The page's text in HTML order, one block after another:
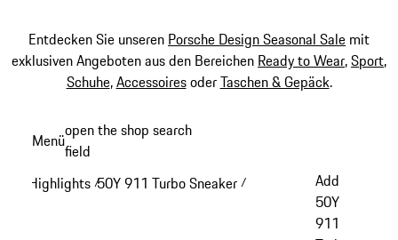
Entdecken Sie unseren Porsche Design Seasonal Sale mit
exklusiven Angeboten aus den Bereichen Ready to Wear,Sport,
Schuhe,AccessoiresoderTaschen & Gepäck.
Hauptinhalt
Menüopen the shop search
field
Highlights /50Y 911 Turbo Sneaker /
Add
50Y
911